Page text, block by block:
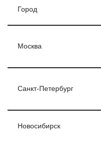
Город
Москва
Санкт-Петербург
Новосибирск